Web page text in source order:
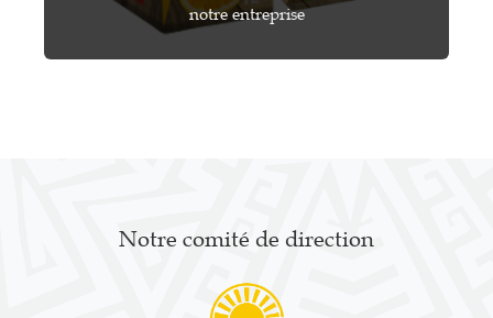
notre entreprise
Notre comité de direction